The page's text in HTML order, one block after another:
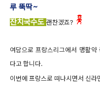
루 뚝딱~
잔치국수도 괜찬겠죠?
여담으로 프랑스리그에서 맹활
다고 합니다.
이번에 프랑스로 떠나시면서 신